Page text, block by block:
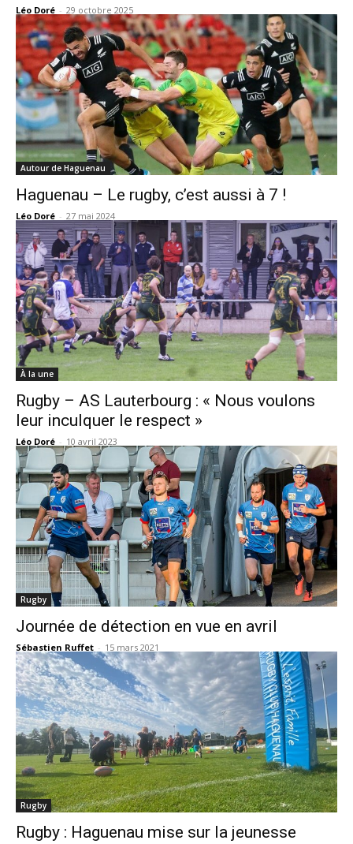
Léo Doré - 29 octobre 2025
Autour de Haguenau
Haguenau – Le rugby, c’est aussi à 7 !
Léo Doré - 27 mai 2024
À la une
Rugby – AS Lauterbourg : « Nous voulons
leur inculquer le respect »
Léo Doré - 10 avril 2023
Rugby
Journée de détection en vue en avril
Sébastien Ruffet - 15 mars 2021
Rugby
Rugby : Haguenau mise sur la jeunesse